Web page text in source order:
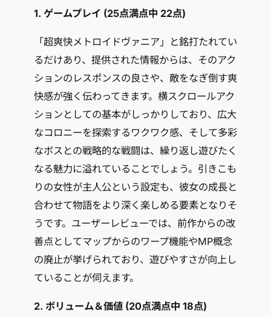
1. ゲームプレイ (25点満点中 22点)
「超爽快メトロイドヴァニア」と銘打たれてい
るだけあり、提供された情報からは、そのアク
ションのレスポンスの良さや、敵をなぎ倒す爽
快感が強く伝わってきます。横スクロールアク
ションとしての基本がしっかりしており、広大
なコロニーを探索するワクワク感、そして多彩
なボスとの戦略的な戦闘は、繰り返し遊びたく
なる魅力に溢れていることでしょう。引きこも
りの女性が主人公という設定も、彼女の成長と
合わせて物語をより深く楽しめる要素となりそ
うです。ユーザーレビューでは、前作からの改
善点としてマップからのワープ機能やMP概念
の廃止が挙げられており、遊びやすさが向上し
ていることが伺えます。
2. ボリューム＆価値 (20点満点中 18点)